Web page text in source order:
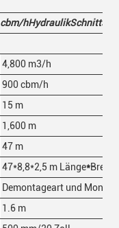
cbm/hHydraulik
4,800 m3/h
900 cbm/h
15 m
1,600 m
47 m
47*8,8*2,5 m Länge*
Demontageart und
1.6 m